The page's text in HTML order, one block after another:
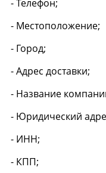
- Телефон;
- Местоположение;
- Город;
- Адрес доставки;
- Название
- Юридический
- ИНН;
- КПП;